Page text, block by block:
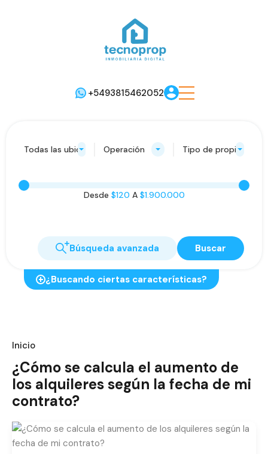
+5493815462052
Todas las ubicacionesOperación Tipo de propiedad
Desde $120 A $1.900.000
Búsqueda avanzada Buscar
¿Buscando ciertas características?
Inicio
¿Cómo se calcula el aumento de
los alquileres según la fecha de mi
contrato?